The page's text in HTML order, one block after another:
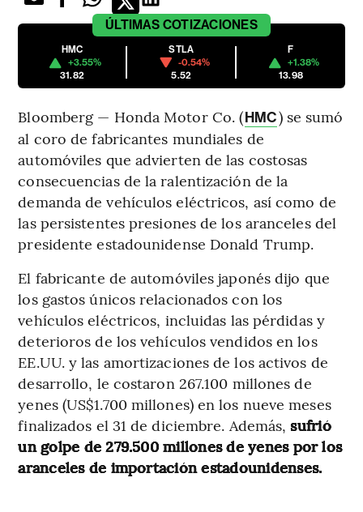
ÚLTIMAS COTIZACIONES
HMC
+3.55%
31.82
STLA
-0.54%
5.52
F
+1.38%
13.98
Bloomberg — Honda Motor Co. (HMC) se sumó
al coro de fabricantes mundiales de
automóviles que advierten de las costosas
consecuencias de la ralentización de la
demanda de vehículos eléctricos, así como de
las persistentes presiones de los aranceles del
presidente estadounidense Donald Trump.
El fabricante de automóviles japonés dijo que
los gastos únicos relacionados con los
vehículos eléctricos, incluidas las pérdidas y
deterioros de los vehículos vendidos en los
EE.UU. y las amortizaciones de los activos de
desarrollo, le costaron 267.100 millones de
yenes (US$1.700 millones) en los nueve meses
finalizados el 31 de diciembre. Además,sufrió
un golpe de 279.500 millones de yenes por los
aranceles de importación estadounidenses.